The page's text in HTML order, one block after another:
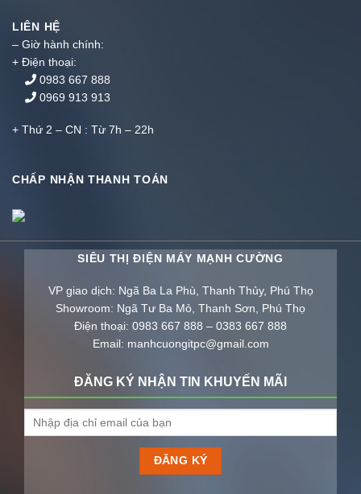
LIÊN HỆ
– Giờ hành chính:
+ Điện thoại:
0983 667 888
0969 913 913
+ Thứ 2 – CN : Từ 7h – 22h
CHẤP NHẬN THANH TOÁN
SIÊU THỊ ĐIỆN MÁY MẠNH CƯỜNG
VP giao dịch: Ngã Ba La Phù, Thanh Thủy, Phú Thọ
Showroom: Ngã Tư Ba Mỏ, Thanh Sơn, Phú Thọ
Điện thoại: 0983 667 888 – 0383 667 888
Email: manhcuongitpc@gmail.com
ĐĂNG KÝ NHẬN TIN KHUYẾN MÃI